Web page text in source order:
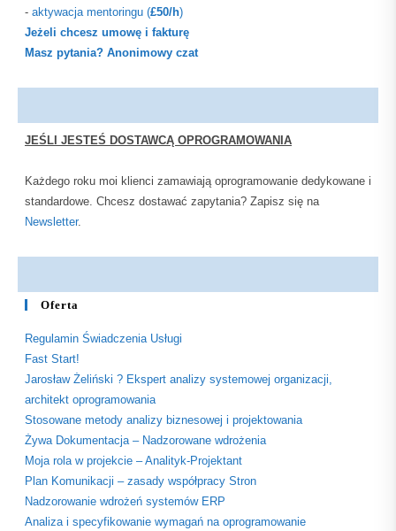
- aktywacja mentoringu (£50/h)
Jeżeli chcesz umowę i fakturę
Masz pytania? Anonimowy czat
JEŚLI JESTEŚ DOSTAWCĄ OPROGRAMOWANIA
Każdego roku moi klienci zamawiają oprogramowanie dedykowane i
standardowe. Chcesz dostawać zapytania? Zapisz się na
Newsletter.
Oferta
Regulamin Świadczenia Usługi
Fast Start!
Jarosław Żeliński ? Ekspert analizy systemowej organizacji,
architekt oprogramowania
Stosowane metody analizy biznesowej i projektowania
Żywa Dokumentacja – Nadzorowane wdrożenia
Moja rola w projekcie – Analityk-Projektant
Plan Komunikacji – zasady współpracy Stron
Nadzorowanie wdrożeń systemów ERP
Analiza i specyfikowanie wymagań na oprogramowanie